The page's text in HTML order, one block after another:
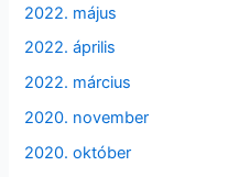
2022. május
2022. április
2022. március
2020. november
2020. október